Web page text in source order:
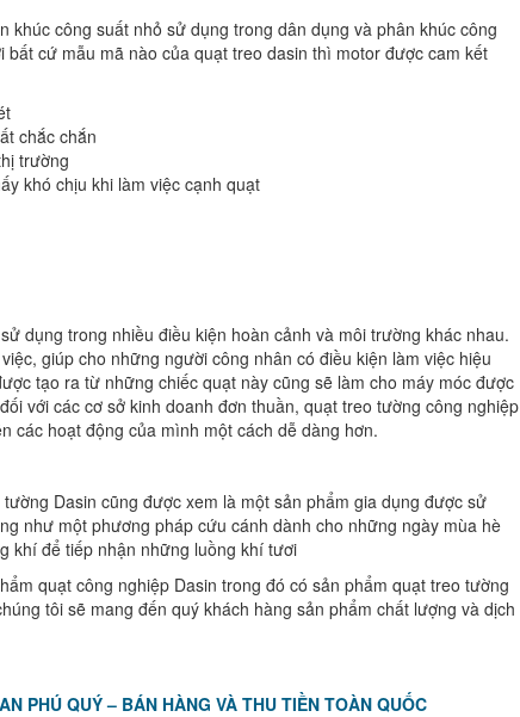
khúc công suất nhỏ sử dụng trong dân dụng và phân khúc công
cứ mẫu mã nào của quạt treo dasin thì motor được cam kết
chắc chắn
trường
khó chịu khi làm việc cạnh quạt
dụng trong nhiều điều kiện hoàn cảnh và môi trường khác nhau.
giúp cho những người công nhân có điều kiện làm việc hiệu
tạo ra từ những chiếc quạt này cũng sẽ làm cho máy móc được
với các cơ sở kinh doanh đơn thuần, quạt treo tường công nghiệp
các hoạt động của mình một cách dễ dàng hơn.
Dasin cũng được xem là một sản phẩm gia dụng được sử
như một phương pháp cứu cánh dành cho những ngày mùa hè
khí để tiếp nhận những luồng khí tươi
quạt công nghiệp Dasin trong đó có sản phẩm quạt treo tường
tôi sẽ mang đến quý khách hàng sản phẩm chất lượng và dịch
PHÚ QUÝ – BÁN HÀNG VÀ THU TIỀN TOÀN QUỐC